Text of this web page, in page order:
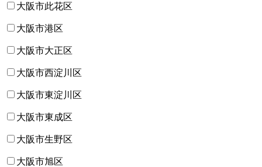
大阪市此花区
大阪市港区
大阪市大正区
大阪市西淀川区
大阪市東淀川区
大阪市東成区
大阪市生野区
大阪市旭区